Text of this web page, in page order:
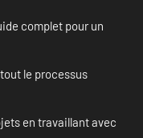
complet pour un
le processus
en travaillant avec